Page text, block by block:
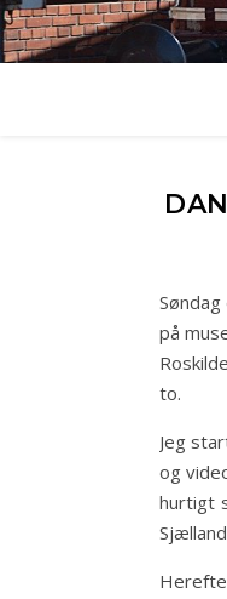
på
to.
Jeg
og
hurtigt